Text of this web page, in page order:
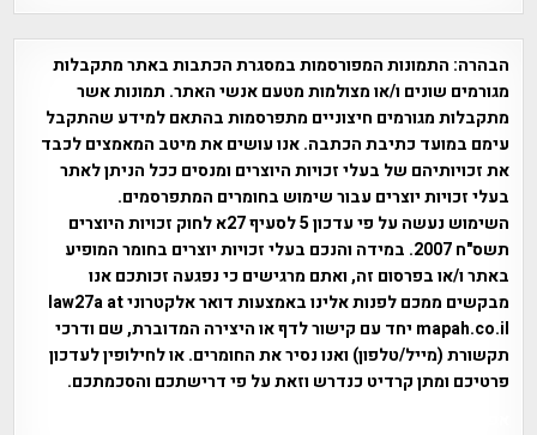
הבהרה: התמונות המפורסמות במסגרת הכתבות באתר מתקבלות
מגורמים שונים ו/או מצולמות מטעם אנשי האתר. תמונות אשר
מתקבלות מגורמים חיצוניים מתפרסמות בהתאם למידע שהתקבל
עימם במועד כתיבת הכתבה. אנו עושים את מיטב המאמצים לכבד
את זכויותיהם של בעלי זכויות היוצרים ומנסים ככל הניתן לאתר
בעלי זכויות יוצרים עבור שימוש בחומרים המתפרסמים.
השימוש נעשה על פי עדכון 5 לסעיף 27א לחוק זכויות היוצרים
תשס"ח 2007. במידה והנכם בעלי זכויות יוצרים בחומר המופיע
באתר ו/או בפרסום זה, ואתם מרגישים כי נפגעה זכותכם אנו
מבקשים ממכם לפנות אלינו באמצעות דואר אלקטרוני law27a at
mapah.co.il יחד עם קישור לדף או היצירה המדוברת, שם ודרכי
תקשורת (מייל/טלפון) ואנו נסיר את החומרים. או לחילופין לעדכון
פרטיכם ומתן קרדיט כנדרש וזאת על פי דרישתכם והסכמתכם.